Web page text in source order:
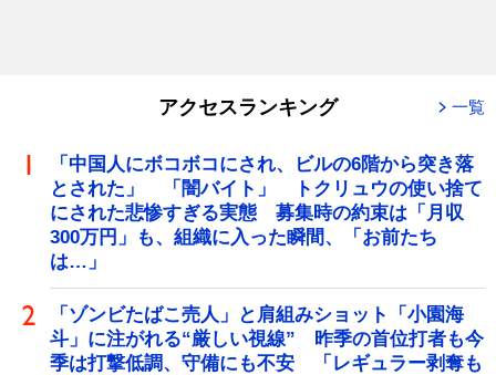
アクセスランキング 一覧
「中国人にボコボコにされ、ビルの6階から突き落
とされた」 「闇バイト」 トクリュウの使い捨て
にされた悲惨すぎる実態 募集時の約束は「月収
300万円」も、組織に入った瞬間、「お前たち
は…」
「ゾンビたばこ売人」と肩組みショット「小園海
斗」に注がれる“厳しい視線” 昨季の首位打者も今
季は打撃低調、守備にも不安 「レギュラー剥奪も